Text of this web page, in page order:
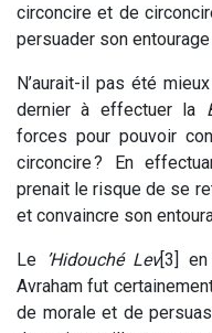
circoncire et de
persuader son
N’aurait-il pas été
dernier à effectuer la
forces pour pouvoir
circoncire ? En
prenait le risque de se
et convaincre son
Le ’Hidouché Lev[3] en
Avraham fut
de morale et de